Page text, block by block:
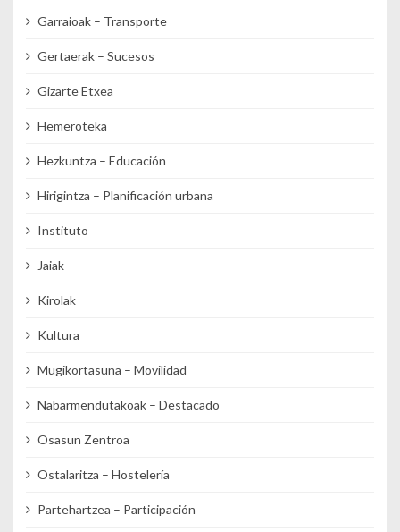
Garraioak – Transporte
Gertaerak – Sucesos
Gizarte Etxea
Hemeroteka
Hezkuntza – Educación
Hirigintza – Planificación urbana
Instituto
Jaiak
Kirolak
Kultura
Mugikortasuna – Movilidad
Nabarmendutakoak – Destacado
Osasun Zentroa
Ostalaritza – Hostelería
Partehartzea – Participación